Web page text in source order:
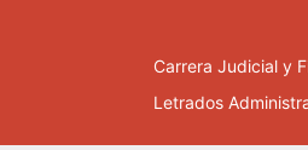
Carrera Judicial y
Letrados